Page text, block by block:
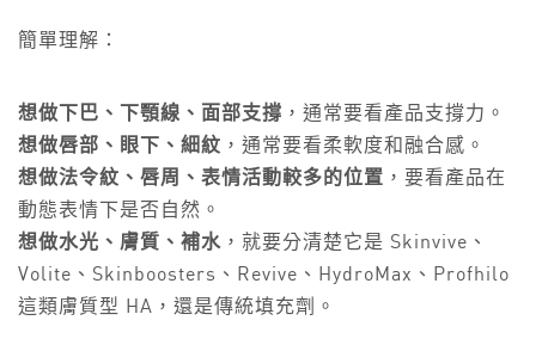
簡單理解：
想做下巴、下顎線、面部支撐 ，通常要看產品支撐力。
想做唇部、眼下、細紋 ，通常要看柔軟度和融合感。
想做法令紋、唇周、表情活動較多的位置 ，要看產品在
動態表情下是否自然。
想做水光、膚質、補水 ，就要分清楚它是 Skinvive、
Volite、Skinboosters、Revive、HydroMax、Profhilo
這類膚質型 HA，還是傳統填充劑。